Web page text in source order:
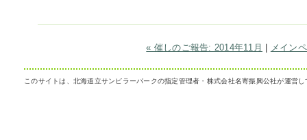
« 催しのご報告: 2014年11月 メイン
このサイトは、北海道立サンピラーパークの指定管理者・株式会社名寄振興公社が運営